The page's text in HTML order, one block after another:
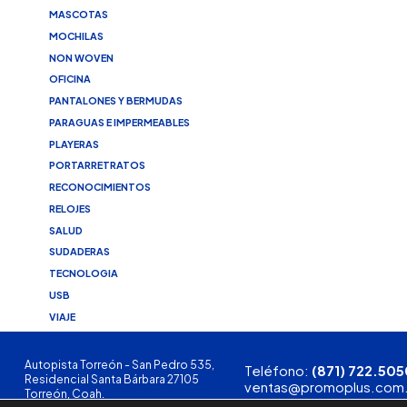
MASCOTAS
MOCHILAS
NON WOVEN
OFICINA
PANTALONES Y BERMUDAS
PARAGUAS E IMPERMEABLES
PLAYERAS
PORTARRETRATOS
RECONOCIMIENTOS
RELOJES
SALUD
SUDADERAS
TECNOLOGIA
USB
VIAJE
Autopista Torreón - San Pedro 535,
Residencial Santa Bárbara 27105
Torreón, Coah.
Teléfono: (871)